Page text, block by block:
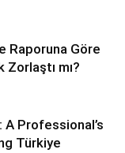
Raporuna Göre
mı?
Professional’s
Türkiye